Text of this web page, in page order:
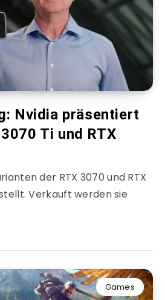
Nvidia präsentiert
Ti und RTX
der RTX 3070 und RTX
Verkauft werden sie
Games